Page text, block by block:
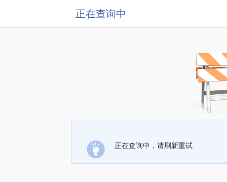
正在查询中
正在查询中，请刷新重试